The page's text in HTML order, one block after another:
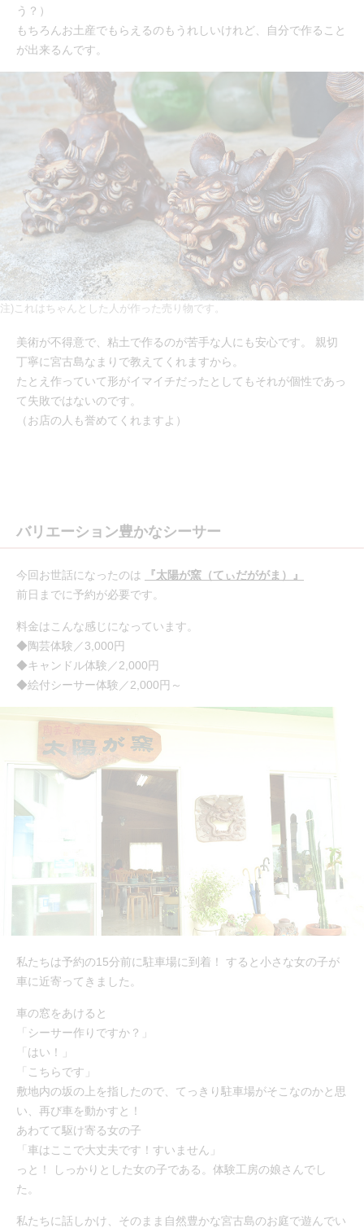
う？）
もちろんお土産でもらえるのもうれしいけれど、自分で作ること
が出来るんです。
注)これはちゃんとした人が作った売り物です。
美術が不得意で、粘土で作るのが苦手な人にも安心です。 親切
丁寧に宮古島なまりで教えてくれますから。
たとえ作っていて形がイマイチだったとしてもそれが個性であっ
て失敗ではないのです。
（お店の人も誉めてくれますよ）
バリエーション豊かなシーサー
今回お世話になったのは
『太陽が窯（てぃだががま）』
前日までに予約が必要です。
料金はこんな感じになっています。
◆陶芸体験／3,000円
◆キャンドル体験／2,000円
◆絵付シーサー体験／2,000円～
私たちは予約の15分前に駐車場に到着！ すると小さな女の子が
車に近寄ってきました。
車の窓をあけると
「シーサー作りですか？」
「はい！」
「こちらです」
敷地内の坂の上を指したので、てっきり駐車場がそこなのかと思
い、再び車を動かすと！
あわてて駆け寄る女の子
「車はここで大丈夫です！すいません」
っと！ しっかりとした女の子である。体験工房の娘さんでし
た。
私たちに話しかけ、そのまま自然豊かな宮古島のお庭で遊んでい